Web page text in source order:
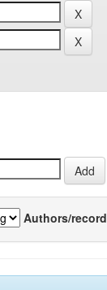
Authors/record